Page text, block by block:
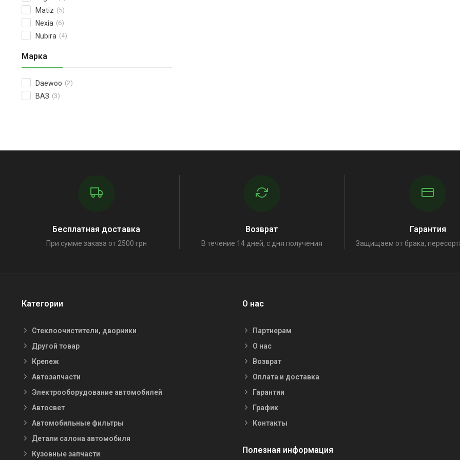
Matiz (5)
Nexia (6)
Nubira (4)
Марка
Daewoo (2)
ВАЗ (3)
Бесплатная доставка
При сумме заказа от 2500 грн
Возврат
В течение 14 дней, с дня получения
Гарантия
Защищаем от брака,
Категории
Стеклоочистители, дворники
Другой товар
Крепеж
Автозапчасти
Электрооборудование автомобилей
Автосвет
Автомобильные фильтры
Детали салона автомобиля
Кузовные запчасти
О нас
Партнерам
О нас
Возврат
Оплата и доставка
Гарантии
График
Контакты
Полезная информация